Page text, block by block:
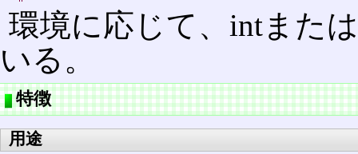
環境に応じて、intまた
いる。
特徴
用途